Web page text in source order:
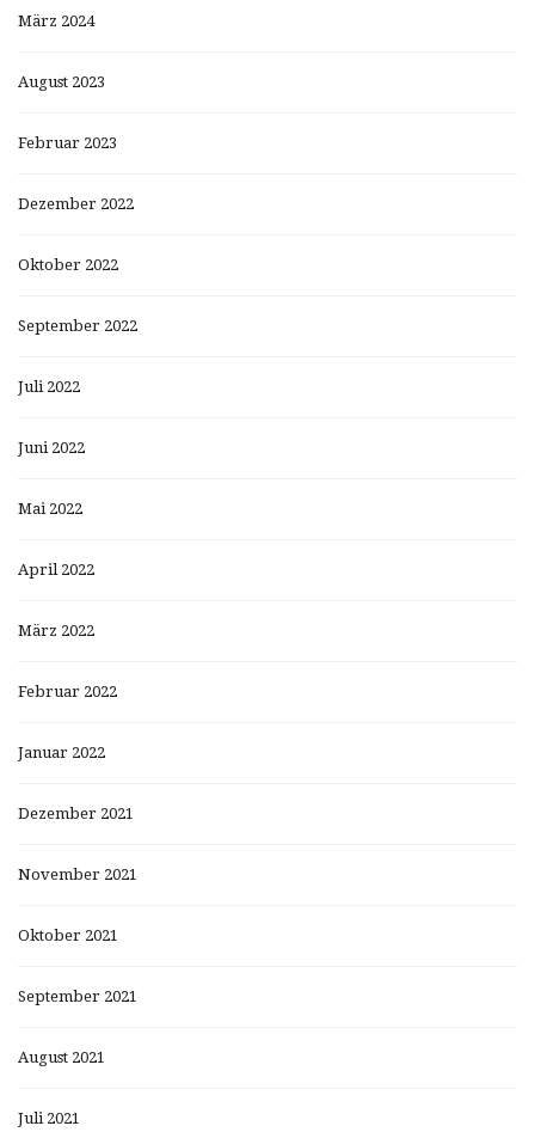
März 2024
August 2023
Februar 2023
Dezember 2022
Oktober 2022
September 2022
Juli 2022
Juni 2022
Mai 2022
April 2022
März 2022
Februar 2022
Januar 2022
Dezember 2021
November 2021
Oktober 2021
September 2021
August 2021
Juli 2021